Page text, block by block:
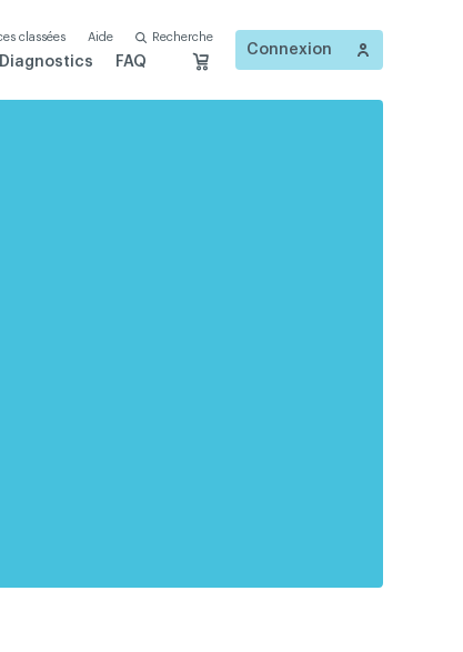
classées Aide Recherche
FAQ
Connexion